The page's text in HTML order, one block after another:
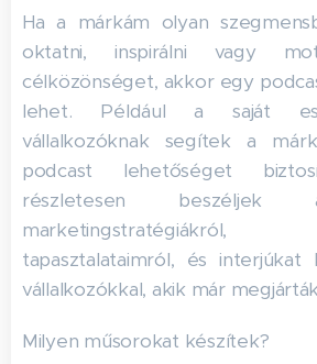
Ha a márkám olyan
oktatni, inspirálni vagy
célközönséget, akkor egy
lehet. Például a saját
vállalkozóknak segítek a
podcast lehetőséget
részletesen beszéljek
tapasztalataimról, és interjúkat
vállalkozókkal, akik már
Milyen műsorokat készítek?